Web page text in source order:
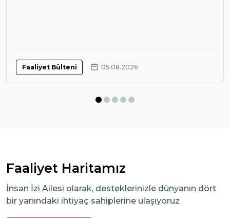
Faaliyet Bülteni 05.08.2026
Faaliyet Haritamız
İnsan İzi Ailesi olarak, desteklerinizle dünyanın dört
bir yanındaki ihtiyaç sahiplerine ulaşıyoruz